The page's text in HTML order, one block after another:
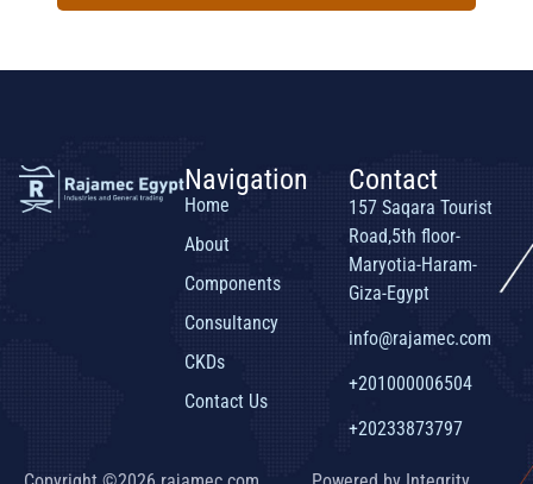
Navigation
Home
About
Components
Consultancy
CKDs
Contact Us
Contact
157 Saqara Tourist
Road,5th floor-
Maryotia-Haram-
Giza-Egypt
info@rajamec.com
+201000006504
+20233873797